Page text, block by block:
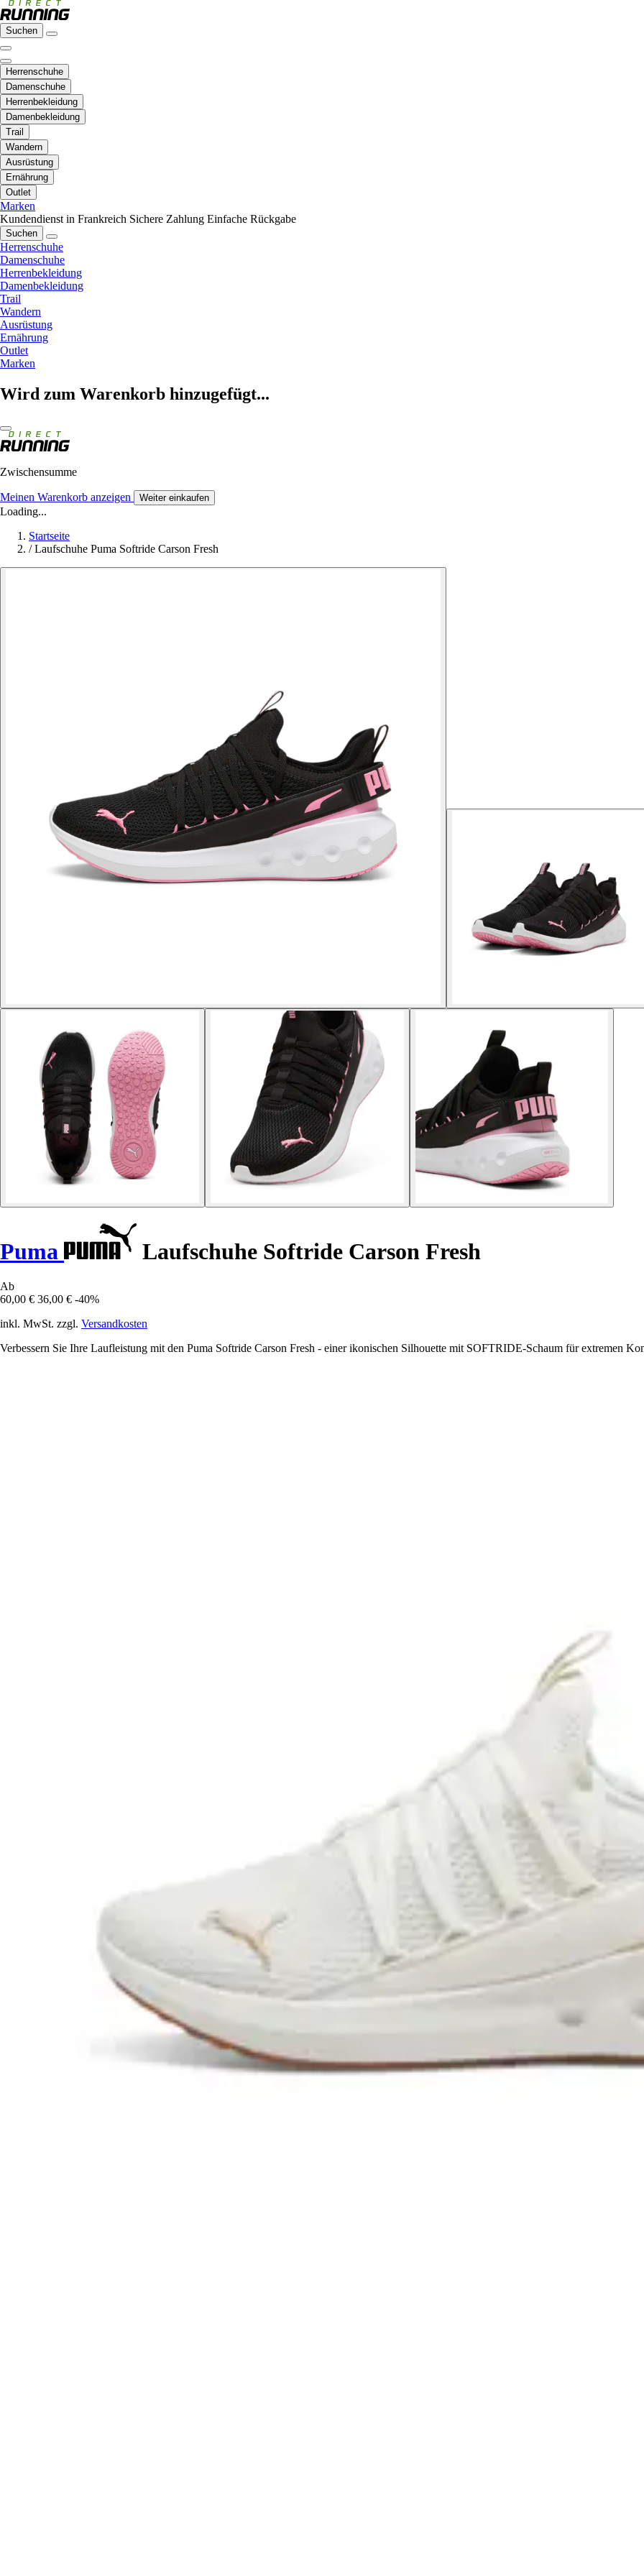
Suchen
Herrenschuhe
Damenschuhe
Herrenbekleidung
Damenbekleidung
Trail
Wandern
Ausrüstung
Ernährung
Outlet
Marken
Kundendienst in Frankreich Sichere Zahlung Einfache Rückgabe
Suchen
Herrenschuhe
Damenschuhe
Herrenbekleidung
Damenbekleidung
Trail
Wandern
Ausrüstung
Ernährung
Outlet
Marken
Wird zum Warenkorb hinzugefügt...
Zwischensumme
Meinen Warenkorb anzeigen Weiter einkaufen
Loading...
Startseite
/ Laufschuhe Puma Softride Carson Fresh
Puma Laufschuhe Softride Carson Fresh
Ab
60,00 € 36,00 € -40%
inkl. MwSt. zzgl. Versandkosten
Verbessern Sie Ihre Laufleistung mit den Puma Softride Carson Fresh - einer ikonischen Silhouette mit SOFTRIDE-Schaum für extremen